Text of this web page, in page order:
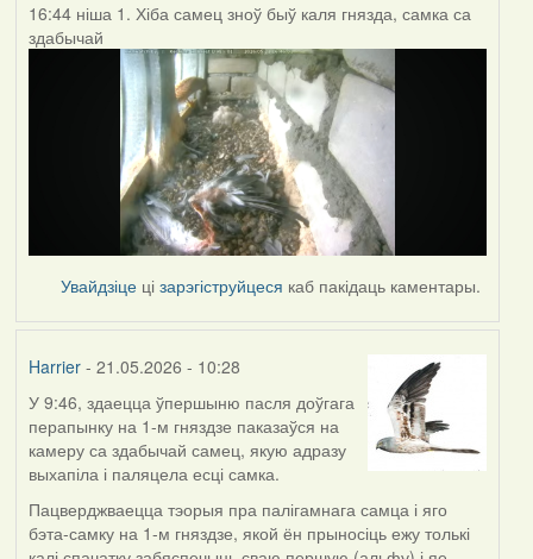
16:44 ніша 1. Хіба самец зноў быў каля гнязда, самка са
здабычай
Увайдзіце цізарэгіструйцеся каб пакідаць каментары.
Harrier- 21.05.2026 - 10:28
У 9:46, здаецца ўпершыню пасля доўгага
перапынку на 1-м гняздзе паказаўся на
камеру са здабычай самец, якую адразу
выхапіла і паляцела есці самка.
Пацверджваецца тэорыя пра палігамнага самца і яго
бэта-самку на 1-м гняздзе, якой ён прыносіць ежу толькі